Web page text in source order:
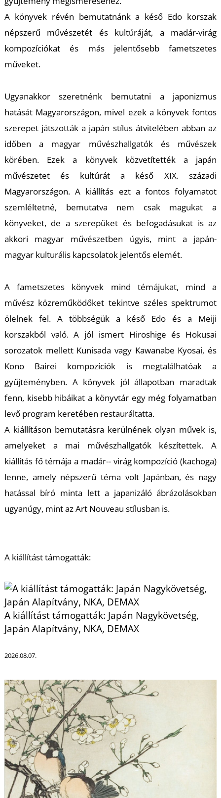
A könyvek révén bemutatnánk a késő Edo korszak
népszerű művészetét és kultúráját, a madár-virág
kompozíciókat és más jelentősebb fametszetes
műveket.
Ugyanakkor szeretnénk bemutatni a japonizmus
hatását Magyarországon, mivel ezek a könyvek fontos
szerepet játszották a japán stílus átvitelében abban az
időben a magyar művészhallgatók és művészek
körében. Ezek a könyvek közvetítették a japán
művészetet és kultúrát a késő XIX. századi
Magyarországon. A kiállítás ezt a fontos folyamatot
szemléltetné, bemutatva nem csak magukat a
könyveket, de a szerepüket és befogadásukat is az
akkori magyar művészetben úgyis, mint a japán-
magyar kulturális kapcsolatok jelentős elemét.
A fametszetes könyvek mind témájukat, mind a
művész közreműködőket tekintve széles spektrumot
ölelnek fel. A többségük a késő Edo és a Meiji
korszakból való. A jól ismert Hiroshige és Hokusai
sorozatok mellett Kunisada vagy Kawanabe Kyosai, és
Kono Bairei kompozíciók is megtalálhatóak a
gyűjteményben. A könyvek jól állapotban maradtak
fenn, kisebb hibáikat a könyvtár egy még folyamatban
levő program keretében restauráltatta.
A kiállításon bemutatásra kerülnének olyan művek is,
amelyeket a mai művészhallgatók készítettek. A
kiállítás fő témája a madár-- virág kompozíció (kachoga)
lenne, amely népszerű téma volt Japánban, és nagy
hatással bíró minta lett a japanizáló ábrázolásokban
ugyanúgy, mint az Art Nouveau stílusban is.
A kiállítást támogatták:
A kiállítást támogatták: Japán Nagykövetség,
Japán Alapítvány, NKA, DEMAX
2026.08.07.